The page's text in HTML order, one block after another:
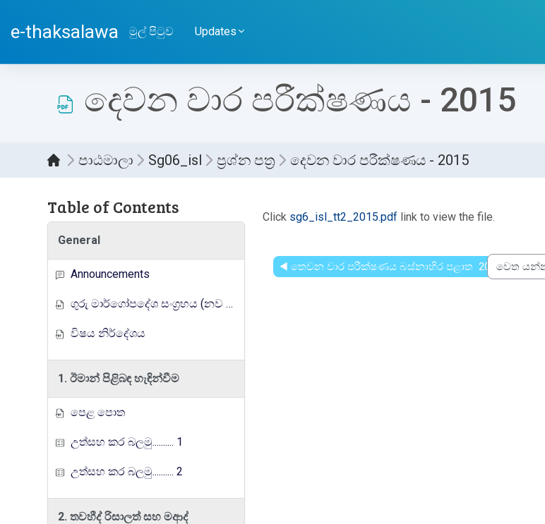
e-thaksalawa මුල් පිටුව Updates
දෙවන වාර පරීක්ෂණය - 2015
පාඨමාලා Sg06_isl ප්‍රශ්න පත්‍ර දෙවන වාර පරීක්ෂණය - 2015
Table of Contents
General
Announcements
ගුරු මාර්ගෝපදේශ සංග්‍රහය (නව නිර්දේශය)
විෂය නිර්දේශය
1. ඊමාන් පිළිබඳ හැඳින්වීම
පෙළ පොත
උත්සහ කර බලමු.......... 1
උත්සහ කර බලමු.......... 2
2. තවහීද් රිසාලත් සහ මආද්
Click sg6_isl_tt2_2015.pdf link to view the file.
◀︎ තෙවන වාර පරීක්ෂණය බස්නාහිර පළාත 2014
වෙත යන්න